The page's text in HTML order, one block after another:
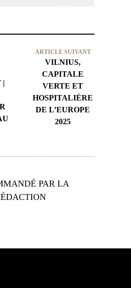
|
ARTICLE SUIVANT
VILNIUS,
CAPITALE
VERTE ET
HOSPITALIÈRE
DE L’EUROPE
2025
PAR LA